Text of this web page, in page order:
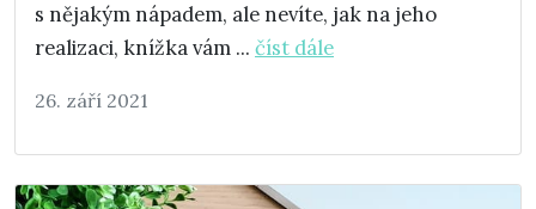
s nějakým nápadem, ale nevíte, jak na jeho
realizaci, knížka vám ... číst dále
26. září 2021